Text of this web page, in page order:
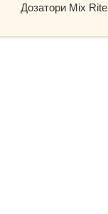
Дозатори Mix Rite